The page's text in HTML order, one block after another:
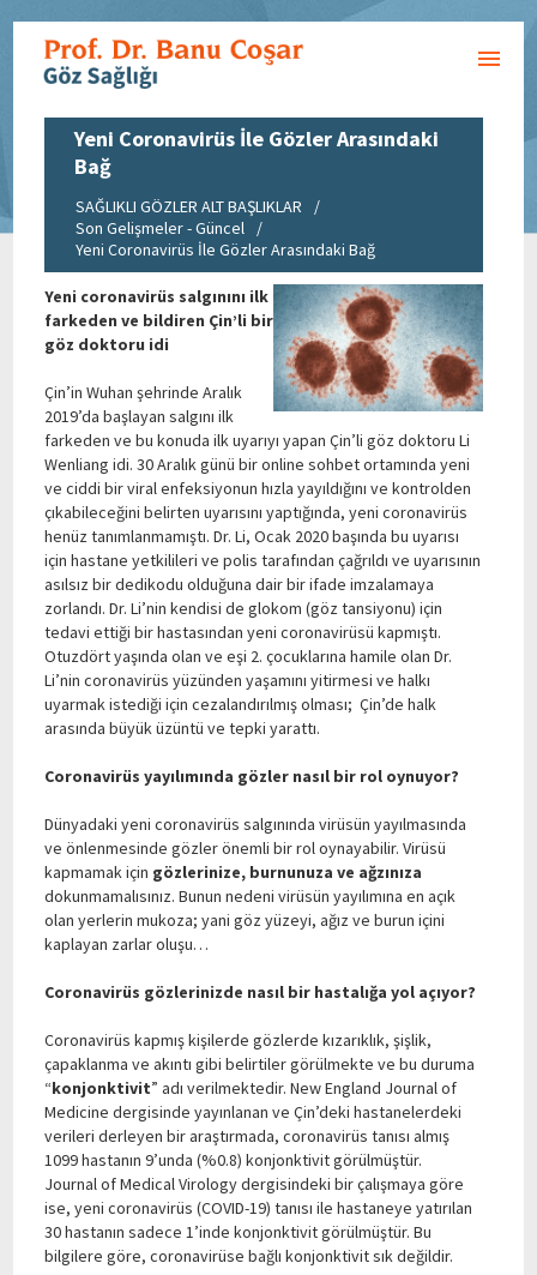
Yeni Coronavirüs İle Gözler Arasındaki
Bağ
SAĞLIKLI GÖZLER ALT BAŞLIKLAR
/
Son Gelişmeler - Güncel
/
Yeni Coronavirüs İle Gözler Arasındaki Bağ
Yeni coronavirüs salgınını ilk
farkeden ve bildiren Çin’li bir
göz doktoru idi
Çin’in Wuhan şehrinde Aralık
2019’da başlayan salgını ilk
farkeden ve bu konuda ilk uyarıyı yapan Çin’li göz doktoru Li
Wenliang idi. 30 Aralık günü bir online sohbet ortamında yeni
ve ciddi bir viral enfeksiyonun hızla yayıldığını ve kontrolden
çıkabileceğini belirten uyarısını yaptığında, yeni coronavirüs
henüz tanımlanmamıştı. Dr. Li, Ocak 2020 başında bu uyarısı
için hastane yetkilileri ve polis tarafından çağrıldı ve uyarısının
asılsız bir dedikodu olduğuna dair bir ifade imzalamaya
zorlandı. Dr. Li’nin kendisi de glokom (göz tansiyonu) için
tedavi ettiği bir hastasından yeni coronavirüsü kapmıştı.
Otuzdört yaşında olan ve eşi 2. çocuklarına hamile olan Dr.
Li’nin coronavirüs yüzünden yaşamını yitirmesi ve halkı
uyarmak istediği için cezalandırılmış olması; Çin’de halk
arasında büyük üzüntü ve tepki yarattı.
Coronavirüs yayılımında gözler nasıl bir rol oynuyor?
Dünyadaki yeni coronavirüs salgınında virüsün yayılmasında
ve önlenmesinde gözler önemli bir rol oynayabilir. Virüsü
kapmamak için gözlerinize, burnunuza ve ağzınıza
dokunmamalısınız. Bunun nedeni virüsün yayılımına en açık
olan yerlerin mukoza; yani göz yüzeyi, ağız ve burun içini
kaplayan zarlar oluşu…
Coronavirüs gözlerinizde nasıl bir hastalığa yol açıyor?
Coronavirüs kapmış kişilerde gözlerde kızarıklık, şişlik,
çapaklanma ve akıntı gibi belirtiler görülmekte ve bu duruma
“konjonktivit” adı verilmektedir. New England Journal of
Medicine dergisinde yayınlanan ve Çin’deki hastanelerdeki
verileri derleyen bir araştırmada, coronavirüs tanısı almış
1099 hastanın 9’unda (%0.8) konjonktivit görülmüştür.
Journal of Medical Virology dergisindeki bir çalışmaya göre
ise, yeni coronavirüs (COVID-19) tanısı ile hastaneye yatırılan
30 hastanın sadece 1’inde konjonktivit görülmüştür. Bu
bilgilere göre, coronavirüse bağlı konjonktivit sık değildir.